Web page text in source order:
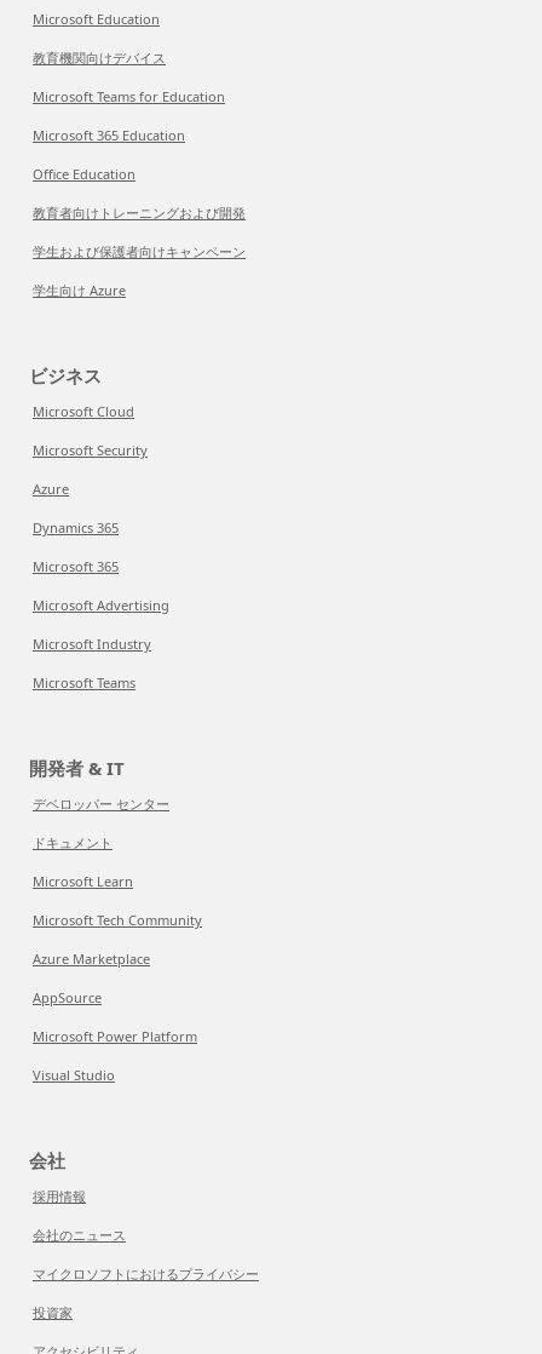
Microsoft Education
教育機関向けデバイス
Microsoft Teams for Education
Microsoft 365 Education
Office Education
教育者向けトレーニングおよび開発
学生および保護者向けキャンペーン
学生向け Azure
ビジネス
Microsoft Cloud
Microsoft Security
Azure
Dynamics 365
Microsoft 365
Microsoft Advertising
Microsoft Industry
Microsoft Teams
開発者 & IT
デベロッパー センター
ドキュメント
Microsoft Learn
Microsoft Tech Community
Azure Marketplace
AppSource
Microsoft Power Platform
Visual Studio
会社
採用情報
会社のニュース
マイクロソフトにおけるプライバシー
投資家